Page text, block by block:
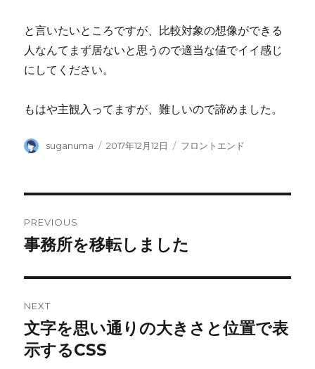
と言いたいところですが、比較対象の想像ができる
人なんてまず居ないと思うので適当な値でイイ感じ
にしてください。
もはや主観入ってますが、難しいので諦めました。
Author
suganuma
Posted
2017年12月12日 Categories
フロントエンド
navigation
PREVIOUS
Previous
事務所を移転しました
NEXT
Next
post:
文字を思い通りの大きさと位置で表
示するCSS